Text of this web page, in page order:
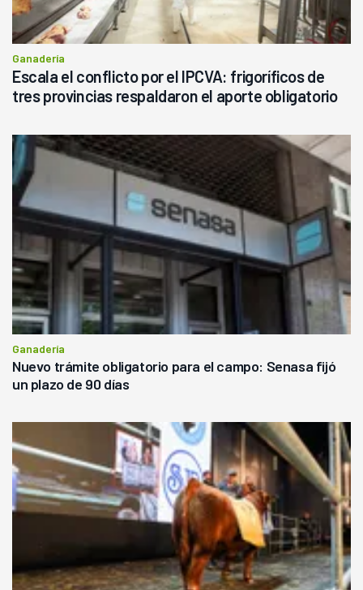
Ganadería
Escala el conflicto por el IPCVA: frigoríficos de
tres provincias respaldaron el aporte obligatorio
Ganadería
Nuevo trámite obligatorio para el campo: Senasa fijó
un plazo de 90 días